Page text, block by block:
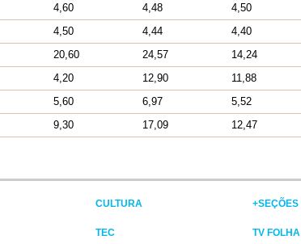
4,60 4,48 4,50
4,50 4,44 4,40
20,60 24,57 14,24
4,20 12,90 11,88
5,60 6,97 5,52
9,30 17,09 12,47
CULTURA
TEC
+SEÇÕES
TV FOLHA